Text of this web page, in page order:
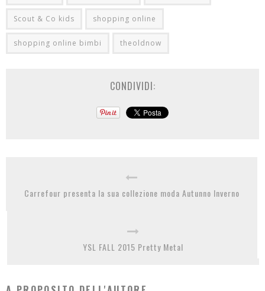
Scout & Co kids shopping online
shopping online bimbi theoldnow
CONDIVIDI:
Carrefour presenta la sua collezione moda Autunno Inverno
YSL FALL 2015 Pretty Metal